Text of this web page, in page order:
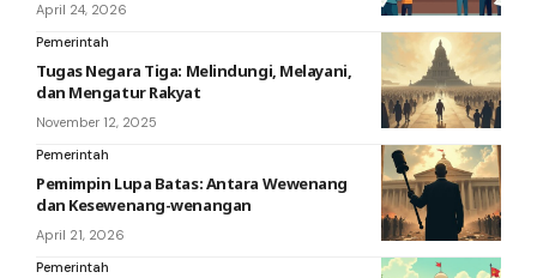
April 24, 2026
Pemerintah
Tugas Negara Tiga: Melindungi, Melayani,
dan Mengatur Rakyat
November 12, 2025
Pemerintah
Pemimpin Lupa Batas: Antara Wewenang
dan Kesewenang-wenangan
April 21, 2026
Pemerintah